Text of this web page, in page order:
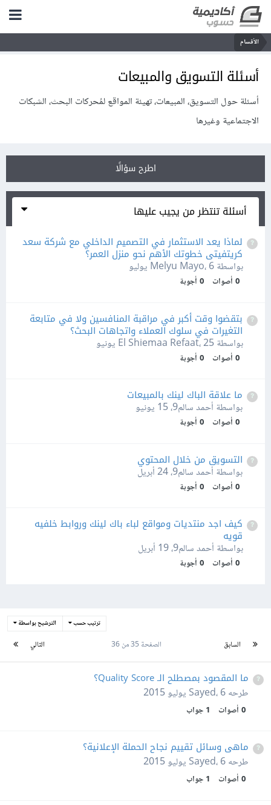
الأقسام
أسئلة التسويق والمبيعات
أسئلة حول التسويق، المبيعات، تهيئة المواقع لمُحركات البحث، الشبكات
الاجتماعية وغيرها
اطرح سؤالًا
أسئلة تنتظر من يجيب عليها
لماذا يعد الاستثمار في التصميم الداخلي مع شركة سعد
كريتفيتى خطوتك الأهم نحو منزل العمر؟
بواسطة Melyu Mayo،6 يوليو
0 أصوات 0 أجوبة
بتقضوا وقت أكبر في مراقبة المنافسين ولا في متابعة
التغيرات في سلوك العملاء واتجاهات البحث؟
بواسطة El Shiemaa Refaat،25 يونيو
0 أصوات 0 أجوبة
ما علاقة الباك لينك بالمبيعات
بواسطة أحمد سالم9، 15 يونيو
0 أصوات 0 أجوبة
التسويق من خلال المحتوي
بواسطة أحمد سالم9، 24 أبريل
0 أصوات 0 أجوبة
كيف اجد منتديات ومواقع لباء باك لينك وروابط خلفيه
قويه
بواسطة أحمد سالم9، 19 أبريل
0 أصوات 0 أجوبة
ترتيب حسب الترشيح بواسطة
السابق التالي الصفحة 35 من 36
ما المقصود بمصطلح الـ Quality Score؟
طرحه Sayed،6 يوليو 2015
0 أصوات 1 جواب
ماهى وسائل تقييم نجاح الحملة الإعلانية؟
طرحه Sayed،6 يوليو 2015
0 أصوات 1 جواب